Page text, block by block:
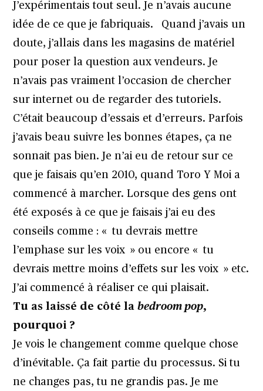
J’expérimentais tout seul. Je n’avais aucune
idée de ce que je fabriquais. Quand j’avais un
doute, j’allais dans les magasins de matériel
pour poser la question aux vendeurs. Je
n’avais pas vraiment l’occasion de chercher
sur internet ou de regarder des tutoriels.
C’était beaucoup d’essais et d’erreurs. Parfois
j’avais beau suivre les bonnes étapes, ça ne
sonnait pas bien. Je n’ai eu de retour sur ce
que je faisais qu’en 2010, quand Toro Y Moi a
commencé à marcher. Lorsque des gens ont
été exposés à ce que je faisais j’ai eu des
conseils comme : « tu devrais mettre
l’emphase sur les voix » ou encore « tu
devrais mettre moins d’effets sur les voix » etc.
J’ai commencé à réaliser ce qui plaisait.
Tu as laissé de côté labedroom pop,
pourquoi ?
Je vois le changement comme quelque chose
d’inévitable. Ça fait partie du processus. Si tu
ne changes pas, tu ne grandis pas. Je me